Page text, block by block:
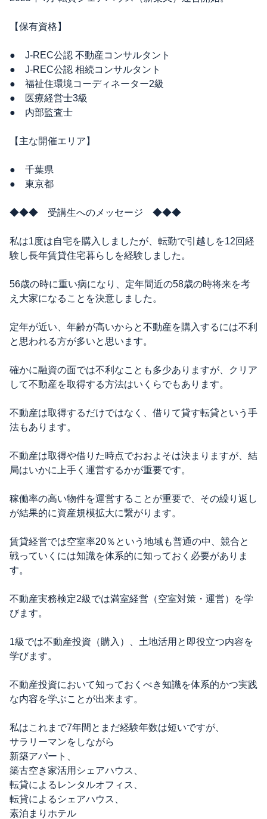
【保有資格】
● J-REC公認 不動産コンサルタント
● J-REC公認 相続コンサルタント
● 福祉住環境コーディネーター2級
● 医療経営士3級
● 内部監査士
【主な開催エリア】
● 千葉県
● 東京都
◆◆◆ 受講生へのメッセージ ◆◆◆
私は1度は自宅を購入しましたが、転勤で引越しを12回経
験し長年賃貸住宅暮らしを経験しました。
56歳の時に重い病になり、定年間近の58歳の時将来を考
え大家になることを決意しました。
定年が近い、年齢が高いからと不動産を購入するには不利
と思われる方が多いと思います。
確かに融資の面では不利なことも多少ありますが、クリア
して不動産を取得する方法はいくらでもあります。
不動産は取得するだけではなく、借りて貸す転貸という手
法もあります。
不動産は取得や借りた時点でおおよそは決まりますが、結
局はいかに上手く運営するかが重要です。
稼働率の高い物件を運営することが重要で、その繰り返し
が結果的に資産規模拡大に繋がります。
賃貸経営では空室率20％という地域も普通の中、競合と
戦っていくには知識を体系的に知っておく必要がありま
す。
不動産実務検定2級では満室経営（空室対策・運営）を学
びます。
1級では不動産投資（購入）、土地活用と即役立つ内容を
学びます。
不動産投資において知っておくべき知識を体系的かつ実践
な内容を学ぶことが出来ます。
私はこれまで7年間とまだ経験年数は短いですが、
サラリーマンをしながら
新築アパート、
築古空き家活用シェアハウス、
転貸によるレンタルオフィス、
転貸によるシェアハウス、
素泊まりホテル